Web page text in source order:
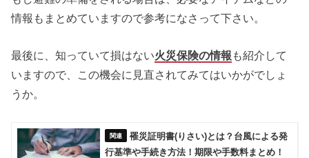
情報もまとめていますので参考になさって下さい。
最後に、知っていて損はない火災保険の情報 も紹介して
いますので、この機会に見直されてみてはいかがでしょ
うか。
罹災証明書(りさい)とは？台風による発
行基準や手続き方法！期限や手数料まとめ！